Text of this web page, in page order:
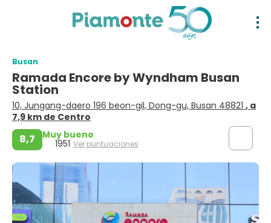
Busan
Ramada Encore by Wyndham Busan
Station
10, Jungang-daero 196 beon-gil, Dong-gu, Busan 48821 , a
7,9 km de Centro
8,7 Muy bueno
1951 Ver puntuaciones